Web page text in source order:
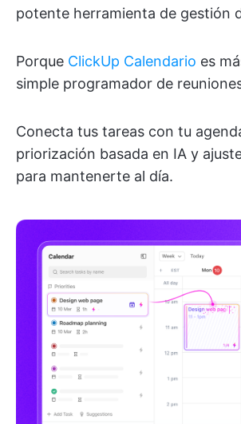
potente herramienta de gestión
Porque ClickUp Calendario es
simple programador de
Conecta tus tareas con tu
priorización basada en IA y
para mantenerte al día.